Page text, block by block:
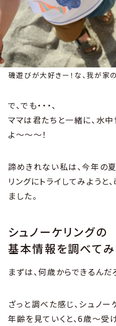
磯遊びが大好きー！な、我が家
で、でも・・・、
ママは君たちと一緒に、水
よ〜〜〜！
諦めきれない私は、今年の
リングにトライしてみようと
ました。
シュノーケリングの
基本情報を調べてみ
まずは、何歳からできるんだ
ざっと調べた感じ、シュノ
年齢を見ていくと、6歳〜受